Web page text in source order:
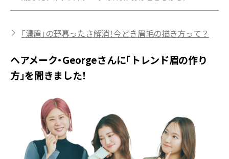
「濃眉」の野暮ったさ解消！今どき眉毛の描き方って？
ヘアメーク・Georgeさんに「トレンド眉の作り
方」を聞きました！